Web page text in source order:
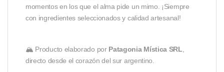
momentos en los que el alma pide un mimo. ¡Siempre
con ingredientes seleccionados y calidad artesanal!
🏔️ Producto elaborado por Patagonia Mística SRL,
directo desde el corazón del sur argentino.